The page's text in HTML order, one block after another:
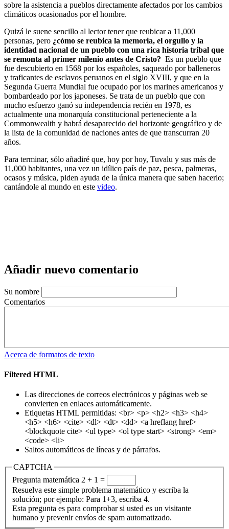
sobre la asistencia a pueblos directamente afectados por los cambios
climáticos ocasionados por el hombre.
Quizá le suene sencillo al lector tener que reubicar a 11,000
personas, pero ¿cómo se reubica la memoria, el orgullo y la
identidad nacional de un pueblo con una rica historia tribal que
se remonta al primer milenio antes de Cristo? Es un pueblo que
fue descubierto en 1568 por los españoles, saqueado por balleneros
y traficantes de esclavos peruanos en el siglo XVIII, y que en la
Segunda Guerra Mundial fue ocupado por los marines americanos y
bombardeado por los japoneses. Se trata de un pueblo que con
mucho esfuerzo ganó su independencia recién en 1978, es
actualmente una monarquía constitucional perteneciente a la
Commonwealth y habrá desaparecido del horizonte geográfico y de
la lista de la comunidad de naciones antes de que transcurran 20
años.
Para terminar, sólo añadiré que, hoy por hoy, Tuvalu y sus más de
11,000 habitantes, una vez un idílico país de paz, pesca, palmeras,
ocasos y música, piden ayuda de la única manera que saben hacerlo;
cantándole al mundo en este video.
Añadir nuevo comentario
Su nombre
Comentarios
Acerca de formatos de texto
Filtered HTML
Las direcciones de correos electrónicos y páginas web se
convierten en enlaces automáticamente.
Etiquetas HTML permitidas: <br> <p> <h2> <h3> <h4>
<h5> <h6> <cite> <dl> <dt> <dd> <a hreflang href>
<blockquote cite> <ul type> <ol type start> <strong> <em>
<code> <li>
Saltos automáticos de líneas y de párrafos.
CAPTCHA
Pregunta matemática 2 + 1 =
Resuelva este simple problema matemático y escriba la
solución; por ejemplo: Para 1+3, escriba 4.
Esta pregunta es para comprobar si usted es un visitante
humano y prevenir envíos de spam automatizado.